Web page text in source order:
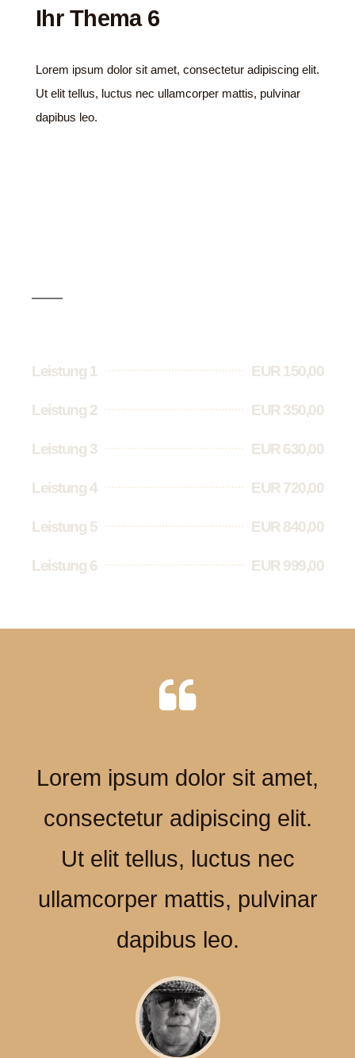
Ihr Thema 6
Lorem ipsum dolor sit amet, consectetur adipiscing elit.
Ut elit tellus, luctus nec ullamcorper mattis, pulvinar
dapibus leo.
Leistung 1 EUR 150,00
Leistung 2 EUR 350,00
Leistung 3 EUR 630,00
Leistung 4 EUR 720,00
Leistung 5 EUR 840,00
Leistung 6 EUR 999,00
Lorem ipsum dolor sit amet,
consectetur adipiscing elit.
Ut elit tellus, luctus nec
ullamcorper mattis, pulvinar
dapibus leo.